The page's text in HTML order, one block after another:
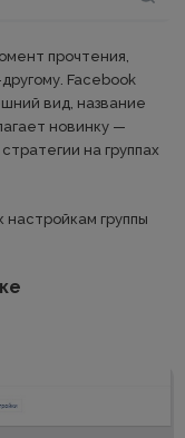
прочтения,
Facebook
вид, название
новинку —
на группах
группы